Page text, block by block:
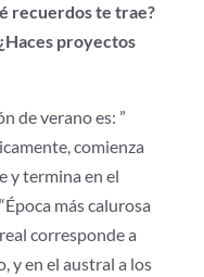
recuerdos te trae?
proyectos
de verano es: ”
comienza
y termina en el
más calurosa
corresponde a
y en el austral a los